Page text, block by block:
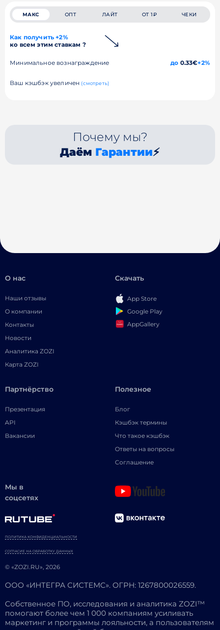
МАКС ОПТ ЛАЙТ ОТ 1₽ ЧЕКИ
Как получить +2%
ко всем этим ставкам ?
Минимальное вознаграждение до 0.33€+2%
Ваш кэшбэк увеличен (смотреть)
Почему мы?
Даём Гарантии⚡
О нас
Наши отзывы
О компании
Контакты
Новости
Аналитика ZOZI
Карта ZOZI
Скачать
App Store
Google Play
AppGallery
Партнёрство
Презентация
API
Вакансии
Полезное
Блог
Кэшбэк термины
Что такое кэшбэк
Ответы на вопросы
Соглашение
Мы в
соцсетях
© «ZOZI.RU», 2026
ПОЛИТИКА КОНФИДЕНЦИАЛЬНОСТИ
СОГЛАСИЕ НА ОБРАБОТКУ ДАННЫХ
ООО «ИНТЕГРА СИСТЕМС». ОГРН: 1267800026559.
Собственное ПО, исследования и аналитика ZOZI™
помогают более чем 1 000 компаниям усиливать
маркетинг и программы лояльности, а пользователям